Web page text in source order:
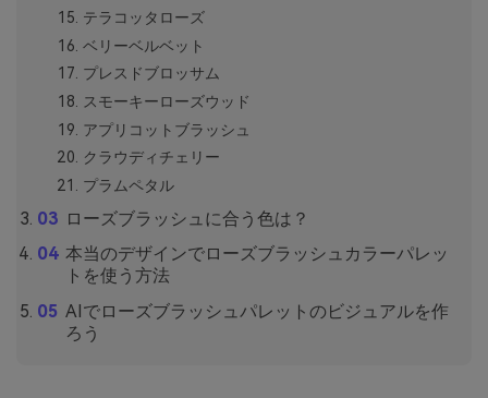
テラコッタローズ
ベリーベルベット
プレスドブロッサム
スモーキーローズウッド
アプリコットブラッシュ
クラウディチェリー
プラムペタル
ローズブラッシュに合う色は？
本当のデザインでローズブラッシュカラーパレッ
トを使う方法
AIでローズブラッシュパレットのビジュアルを作
ろう